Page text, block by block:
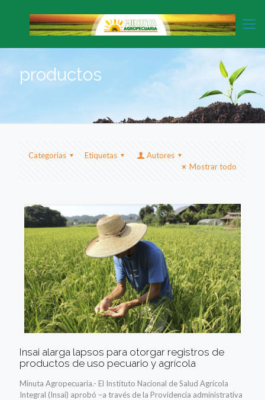
productos
Categorias Etiquetas
Autores
Mostrar todo
Insai alarga lapsos para otorgar registros de
productos de uso pecuario y agrícola
Minuta Agropecuaria.- El Instituto Nacional de Salud Agrícola
Integral (Insai) aprobó –a través de la Providencia administrativa